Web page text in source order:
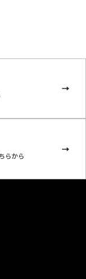
らから